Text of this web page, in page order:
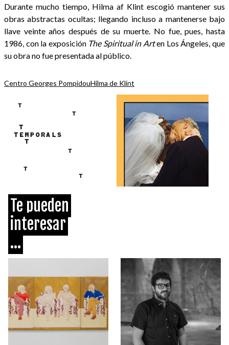
Durante mucho tiempo, Hilma af Klint escogió mantener sus
obras abstractas ocultas; llegando incluso a mantenerse bajo
llave veinte años después de su muerte. No fue, pues, hasta
1986, con la exposición The Spiritual in Arten Los Ángeles, que
su obra no fue presentada al público.
Centro Georges PompidouHilma de Klint
Te pueden
interesar
...